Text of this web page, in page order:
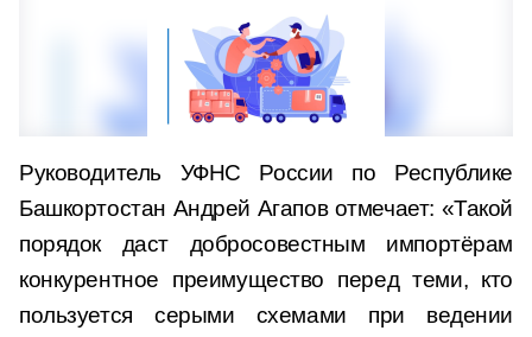
Руководитель УФНС России по Республике
Башкортостан Андрей Агапов отмечает: «Такой
порядок даст добросовестным импортёрам
конкурентное преимущество перед теми, кто
пользуется серыми схемами при ведении